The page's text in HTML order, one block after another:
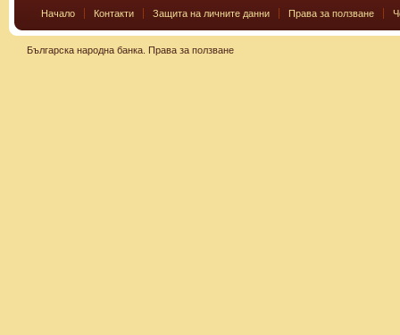
Начало Контакти Защита на личните данни Права за ползване
Българска народна банка. Права за ползване